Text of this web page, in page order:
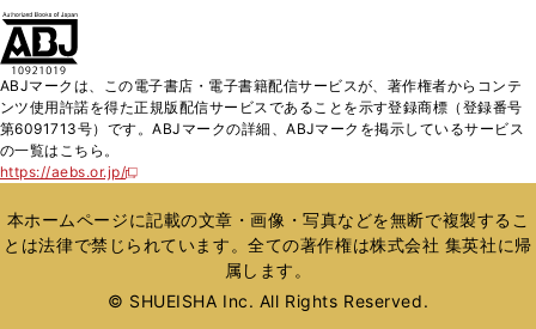
く
ド
ウ
で
ィ
ン
ド
開
く
ABJマークは、この電子書店・電子書籍配信サービスが、著作権者からコンテ
ンツ使用許諾を得た正規版配信サービスであることを示す登録商標（登録番号
第6091713号）です。ABJマークの詳細、ABJマークを掲示しているサービス
の一覧はこちら。
https://aebs.or.jp/
新
い
ウ
ィ
ウ
本ホームページに記載の文章・画像・写真などを無断で複製するこ
とは法律で禁じられています。全ての著作権は株式会社 集英社に帰
属します。
© SHUEISHA Inc. All Rights Reserved.